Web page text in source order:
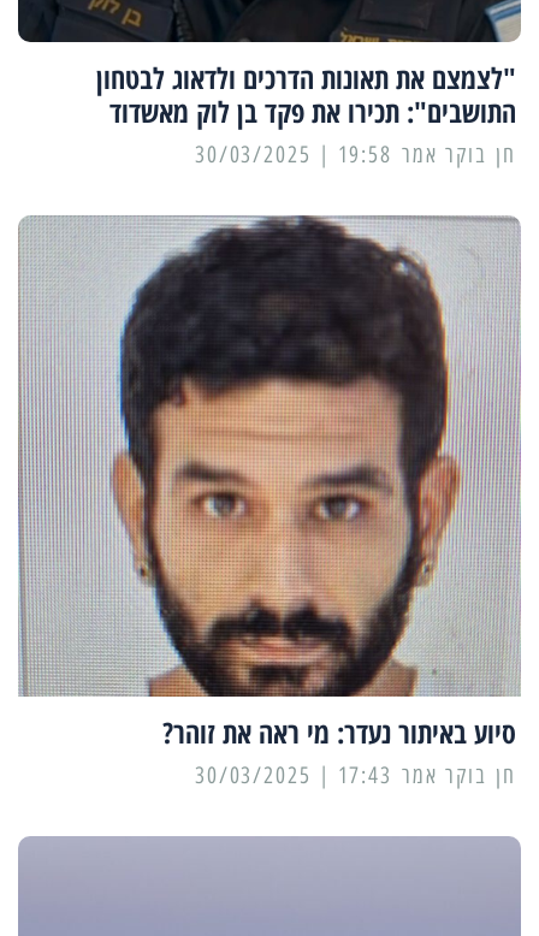
"לצמצם את תאונות הדרכים ולדאוג לבטחון
התושבים": תכירו את פקד בן לוק מאשדוד
19:58 | 30/03/2025
סיוע באיתור נעדר: מי ראה את זוהר?
17:43 | 30/03/2025